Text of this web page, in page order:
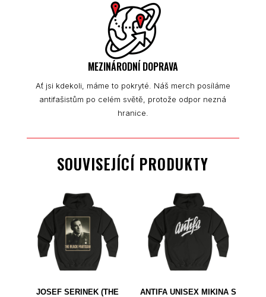
MEZINÁRODNÍ DOPRAVA
Ať jsi kdekoli, máme to pokryté. Náš merch posíláme
antifašistům po celém světě, protože odpor nezná
hranice.
SOUVISEJÍCÍ PRODUKTY
JOSEF SERINEK (THE
ANTIFA UNISEX MIKINA S